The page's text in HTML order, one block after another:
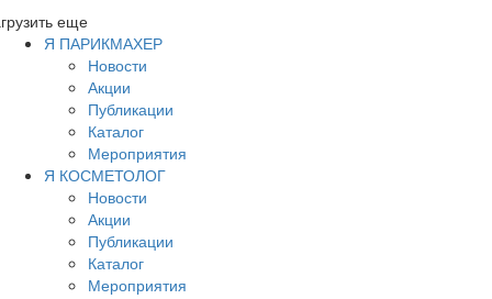
еще
Я ПАРИКМАХЕР
Новости
Акции
Публикации
Каталог
Мероприятия
Я КОСМЕТОЛОГ
Новости
Акции
Публикации
Каталог
Мероприятия